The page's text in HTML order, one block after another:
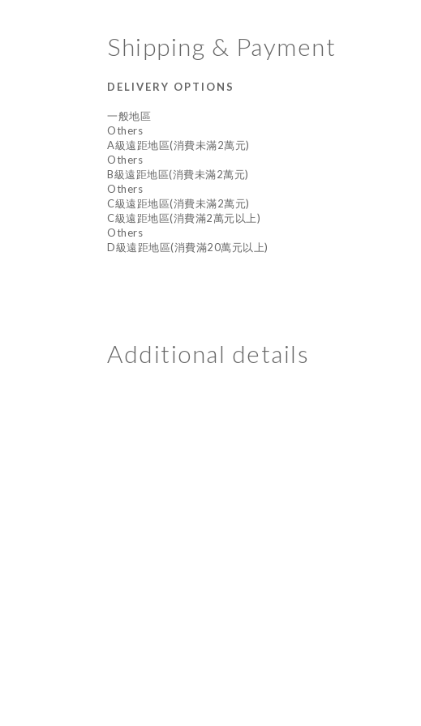
Shipping & Payment
DELIVERY OPTIONS
一般地區
Others
A級遠距地區(消費未滿2萬元)
Others
B級遠距地區(消費未滿2萬元)
Others
C級遠距地區(消費未滿2萬元)
C級遠距地區(消費滿2萬元以上)
Others
D級遠距地區(消費滿20萬元以上)
Additional details